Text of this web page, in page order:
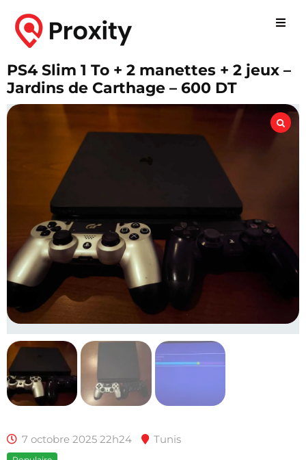
PS4 Slim 1 To + 2 manettes + 2 jeux –
Jardins de Carthage – 600 DT
7 octobre 2025 22h24 Tunis